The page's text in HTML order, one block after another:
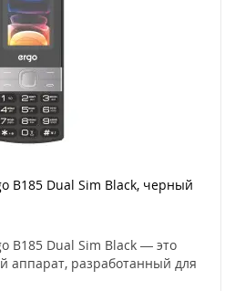
B185 Dual Sim Black, черный
B185 Dual Sim Black — это
аппарат, разработанный для